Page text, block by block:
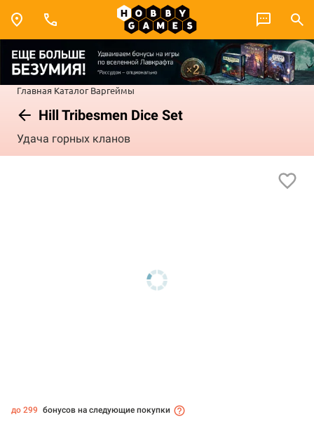
Главная Каталог Варгеймы
Hill Tribesmen Dice Set
Удача горных кланов
до 299 бонусов на следующие покупки